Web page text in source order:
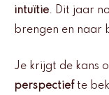
intuïtie. Dit jaar
brengen en naar
Je krijgt de kans
perspectiefte